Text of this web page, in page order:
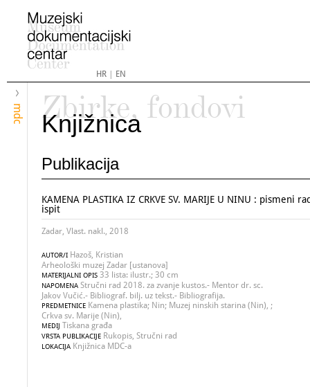
HR| EN
mdc
Zbirke, fondovi
Knjižnica
Publikacija
KAMENA PLASTIKA IZ CRKVE SV. MARIJE U NINU : pismeni
ispit
Zadar, Vlast. nakl., 2018
AUTOR/I Hazoš, Kristian
Arheološki muzej Zadar [ustanova]
MATERIJALNI OPIS 33 lista: ilustr.; 30 cm
NAPOMENA Stručni rad 2018. za zvanje kustos.- Mentor dr. sc.
Jakov Vučić.- Bibliograf. bilj. uz tekst.- Bibliografija.
PREDMETNICE Kamena plastika; Nin; Muzej ninskih starina (Nin), ;
Crkva sv. Marije (Nin),
MEDIJ Tiskana građa
VRSTA PUBLIKACIJE Rukopis, Stručni rad
LOKACIJA Knjižnica MDC-a